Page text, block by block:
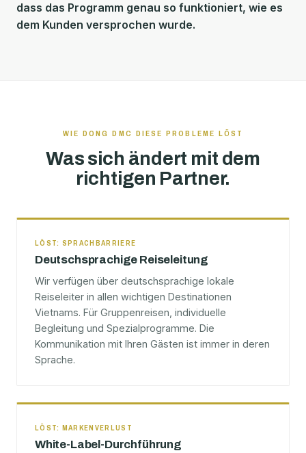
dass das Programm genau so funktioniert, wie es
dem Kunden versprochen wurde.
WIE DONG DMC DIESE PROBLEME LÖST
Was sich ändert mit dem
richtigen Partner.
LÖST: SPRACHBARRIERE
Deutschsprachige Reiseleitung
Wir verfügen über deutschsprachige lokale
Reiseleiter in allen wichtigen Destinationen
Vietnams. Für Gruppenreisen, individuelle
Begleitung und Spezialprogramme. Die
Kommunikation mit Ihren Gästen ist immer in deren
Sprache.
LÖST: MARKENVERLUST
White-Label-Durchführung